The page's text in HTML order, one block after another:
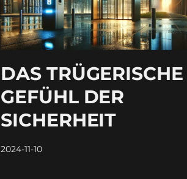
DAS TRÜGERISCHE
GEFÜHL DER
SICHERHEIT
2024-11-10